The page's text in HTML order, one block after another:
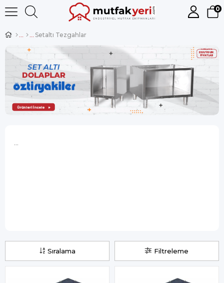
0
Setaltı Tezgahlar
...
Filtreleme
Sıralama